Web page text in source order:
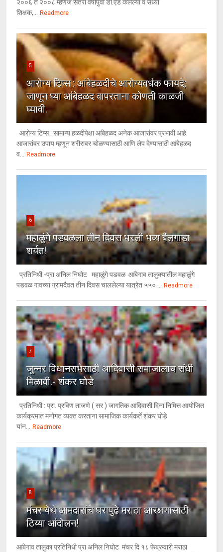
२००६ ते २००८ म्हणजे सतरा वर्षापुर्वी डी.एड केलेल्या व सध्या
शिक्षक,... Readmore
5
आरोग्य टिप्स : आंबेहळदीचे आरोग्यवर्धक फायदे;
जाणून घ्या आंबेहळद वापरताना कोणती काळजी
घ्यावी.
आरोग्य टिप्स : सामान्य हळदीपेक्षा आंबेहळद अनेक आजारांवर प्रभावी आहे.
आजारांवर उपाय म्हणून शरीरावर चोळण्यासाठी आणि लेप देण्यासाठी आंबेहळद
व... Readmore
6
महाळुंगे पडवळला तीन दिवस भरली भव्य बैलगाडा
शर्यत!
प्रतिनिधी -प्रा.अनिल निघोट महाळुंगे पडवळ आंबेगाव तालुक्यातील महाळुंगे
पडवळ गावच्या ग्रामदैवत तीन दिवस चाललेल्या यात्रेत ५५० ... Readmore
7
जुन्नर विधानसभेसाठी आदिवासी समाजालाच संधी
मिळावी.- शंकर घोडे
प्रतिनिधी : प्रा. प्रविण ताजणे ( सर ) जागतिक आदिवासी दिना निमित्त आयोजित
कार्यक्रमात मनोगत व्यक्त करताना सामाजिक कार्यकर्ते शंकर घोडे
यांन... Readmore
8
मंचर येथे आमदारांचे घरापुढे मराठा आरक्षणासाठी
ठिय्या आंदोलन!
आंबेगाव तालुका प्रतिनिधी प्रा अनिल निघोट मंचर दि १८ फेब्रुवारी मराठा